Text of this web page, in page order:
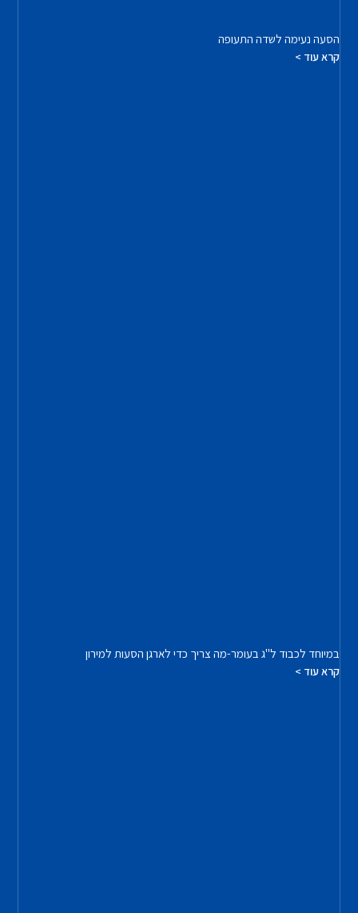
הסעה נעימה לשדה התעופה
קרא עוד >
במיוחד לכבוד ל"ג בעומר-מה צריך כדי לארגן הסעות למירון
קרא עוד >